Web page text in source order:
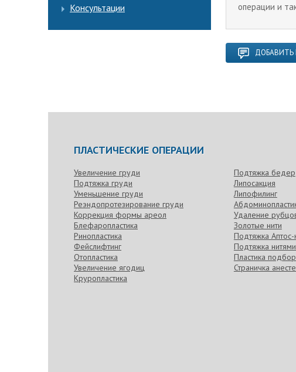
Консультации
операции и
ПЛАСТИЧЕСКИЕ ОПЕРАЦИИ
Увеличение груди
Подтяжка груди
Уменьшение груди
Реэндопротезирование груди
Коррекция формы ареол
Блефаропластика
Ринопластика
Фейслифтинг
Отопластика
Увеличение ягодиц
Круропластика
Подтяжка бедер
Липосакция
Липофилинг
Удаление
Золотые нити
Подтяжка Аптос-
Подтяжка
Пластика
Страничка